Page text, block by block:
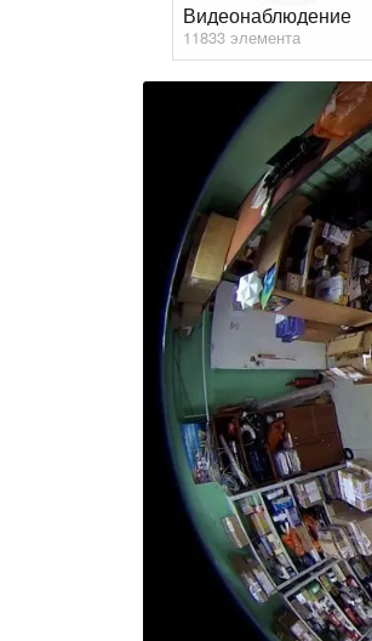
Видеонаблюдение
11833 элемента